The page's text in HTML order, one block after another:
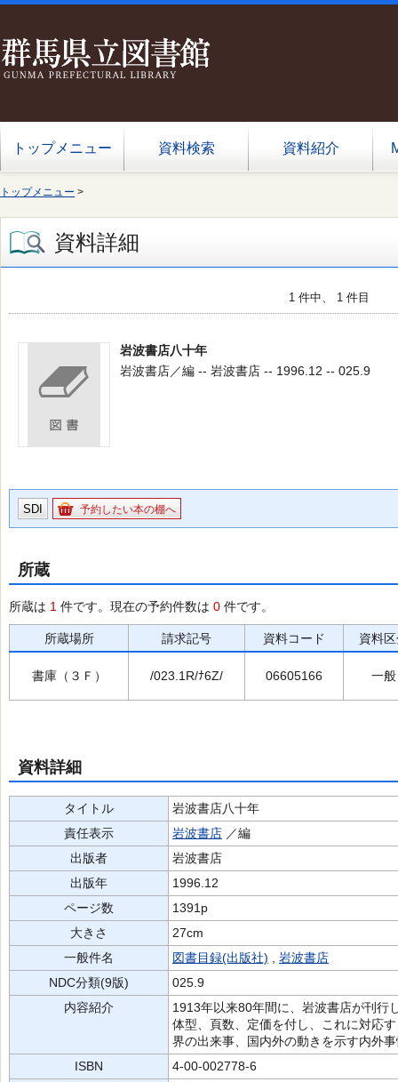
トップメニュー 資料検索 資料紹介
トップメニュー >
資料詳細
1 件中、 1 件目
岩波書店八十年
岩波書店／編 -- 岩波書店 -- 1996.12 -- 025.9
SDI 予約したい本の棚へ
所蔵
所蔵は 1 件です。現在の予約件数は 0 件です。
所蔵場所 請求記号 資料コード 資料
書庫（３Ｆ） /023.1R/ﾅ6Z/ 06605166 一般
資料詳細
タイトル
岩波書店八十年
責任表示
岩波書店 ／編
出版者
岩波書店
出版年
1996.12
ページ数
1391p
大きさ
27cm
一般件名
図書目録(出版社)
岩波書店
NDC分類(9版)
025.9
内容紹介
1913年以来80年間に、岩波書店が刊行
体型、頁数、定価を付し、これに対応
界の出来事、国内外の動きを示す内外
ISBN
4-00-002778-6